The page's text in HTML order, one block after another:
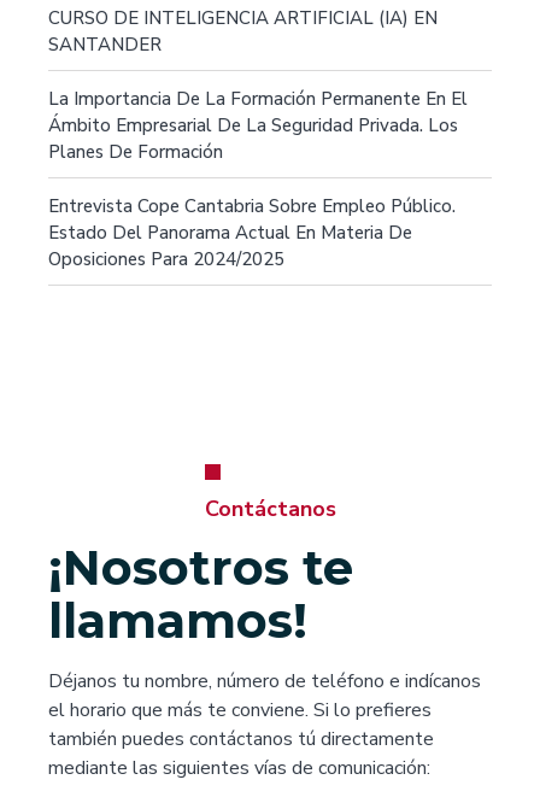
CURSO DE INTELIGENCIA ARTIFICIAL (IA) EN
SANTANDER
La Importancia De La Formación Permanente En El
Ámbito Empresarial De La Seguridad Privada. Los
Planes De Formación
Entrevista Cope Cantabria Sobre Empleo Público.
Estado Del Panorama Actual En Materia De
Oposiciones Para 2024/2025
Contáctanos
¡Nosotros te
llamamos!
Déjanos tu nombre, número de teléfono e indícanos
el horario que más te conviene. Si lo prefieres
también puedes contáctanos tú directamente
mediante las siguientes vías de comunicación: